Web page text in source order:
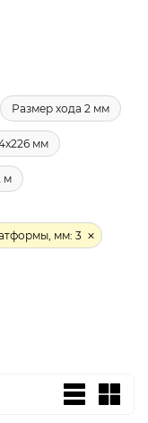
Размер хода 2 мм
мм
м
мм: 3